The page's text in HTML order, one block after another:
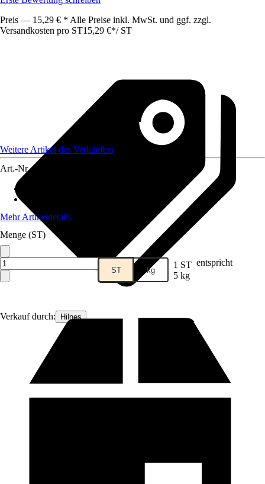
Preis — 15,29 € * Alle Preise inkl. MwSt. und ggf. zzgl.
Versandkosten pro ST15,29 €*/ ST
Verkauf durch: Hilnes
Weitere Artikel des Verkäufers
Art.-Nr. 12683551
Mehr Artikeldetails
Menge (ST)
ST kg 1 ST entspricht
5 kg